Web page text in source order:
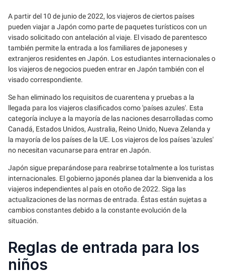
A partir del 10 de junio de 2022, los viajeros de ciertos países
pueden viajar a Japón como parte de paquetes turísticos con un
visado solicitado con antelación al viaje. El visado de parentesco
también permite la entrada a los familiares de japoneses y
extranjeros residentes en Japón. Los estudiantes internacionales o
los viajeros de negocios pueden entrar en Japón también con el
visado correspondiente.
Se han eliminado los requisitos de cuarentena y pruebas a la
llegada para los viajeros clasificados como 'países azules'. Esta
categoría incluye a la mayoría de las naciones desarrolladas como
Canadá, Estados Unidos, Australia, Reino Unido, Nueva Zelanda y
la mayoría de los países de la UE. Los viajeros de los países 'azules'
no necesitan vacunarse para entrar en Japón.
Japón sigue preparándose para reabrirse totalmente a los turistas
internacionales. El gobierno japonés planea dar la bienvenida a los
viajeros independientes al país en otoño de 2022. Siga las
actualizaciones de las normas de entrada. Éstas están sujetas a
cambios constantes debido a la constante evolución de la
situación.
Reglas de entrada para los
niños